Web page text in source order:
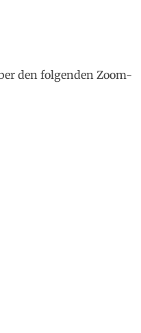
den folgenden Zoom-